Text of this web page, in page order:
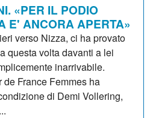
«PER IL PODIO
E' ANCORA APERTA»
verso Nizza, ci ha provato
questa volta davanti a lei
inarrivabile.
de France Femmes ha
di Demi Vollering,